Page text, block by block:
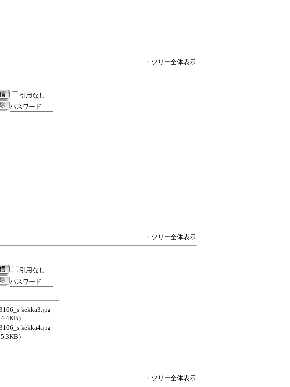
・ツリー全体表示
引用なし
パスワード
・ツリー全体表示
引用なし
パスワード
3106_s-kekka3.jpg
）
3106_s-kekka4.jpg
）
・ツリー全体表示